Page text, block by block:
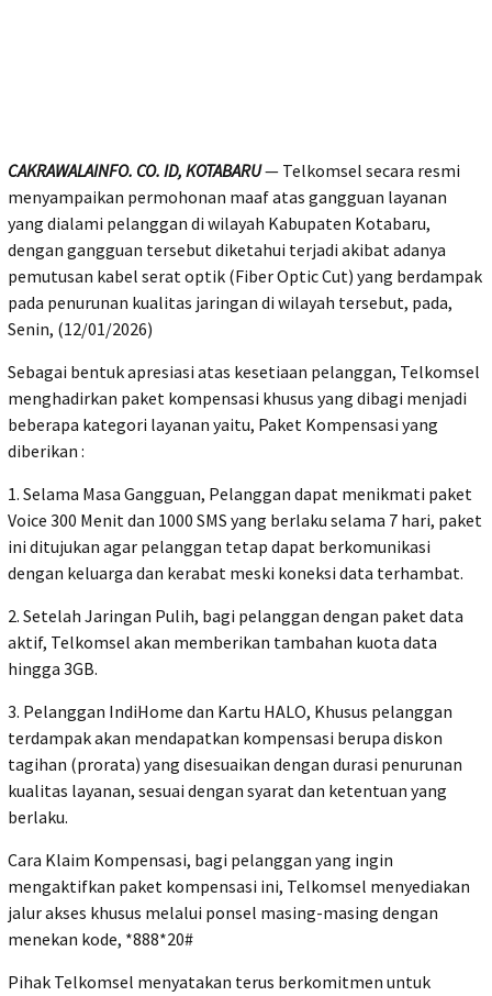
CAKRAWALAINFO. CO. ID, KOTABARU— Telkomsel secara resmi
menyampaikan permohonan maaf atas gangguan layanan
yang dialami pelanggan di wilayah Kabupaten Kotabaru,
dengan gangguan tersebut diketahui terjadi akibat adanya
pemutusan kabel serat optik (Fiber Optic Cut) yang berdampak
pada penurunan kualitas jaringan di wilayah tersebut, pada,
Senin, (12/01/2026)
Sebagai bentuk apresiasi atas kesetiaan pelanggan, Telkomsel
menghadirkan paket kompensasi khusus yang dibagi menjadi
beberapa kategori layanan yaitu, Paket Kompensasi yang
diberikan :
1. Selama Masa Gangguan, Pelanggan dapat menikmati paket
Voice 300 Menit dan 1000 SMS yang berlaku selama 7 hari, paket
ini ditujukan agar pelanggan tetap dapat berkomunikasi
dengan keluarga dan kerabat meski koneksi data terhambat.
2. Setelah Jaringan Pulih, bagi pelanggan dengan paket data
aktif, Telkomsel akan memberikan tambahan kuota data
hingga 3GB.
3. Pelanggan IndiHome dan Kartu HALO, Khusus pelanggan
terdampak akan mendapatkan kompensasi berupa diskon
tagihan (prorata) yang disesuaikan dengan durasi penurunan
kualitas layanan, sesuai dengan syarat dan ketentuan yang
berlaku.
Cara Klaim Kompensasi, bagi pelanggan yang ingin
mengaktifkan paket kompensasi ini, Telkomsel menyediakan
jalur akses khusus melalui ponsel masing-masing dengan
menekan kode, *888*20#
Pihak Telkomsel menyatakan terus berkomitmen untuk